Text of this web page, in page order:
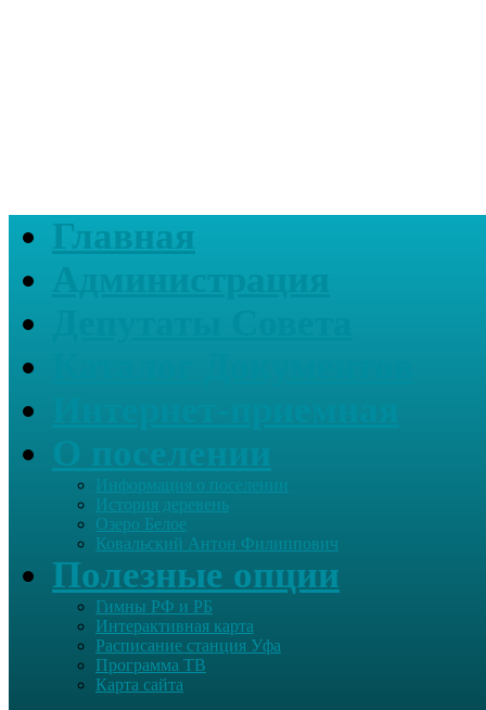
Главная
Информация о поселении
История деревень
Озеро Белое
Ковальский Антон Филиппович
Полезные опции
Гимны РФ и РБ
Интерактивная карта
Расписание станция Уфа
Программа ТВ
Карта сайта